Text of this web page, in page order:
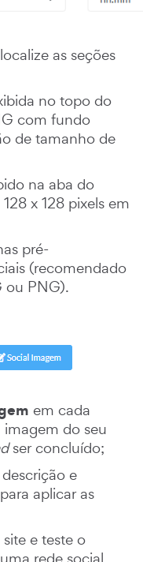
as seções
no topo do
com fundo
de tamanho de
na aba do
x 128 pixels em
pré-
(recomendado
ou PNG).
em cada
do seu
ser concluído;
e
para aplicar as
e teste o
rede social